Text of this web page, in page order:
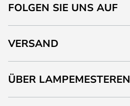
FOLGEN SIE UNS AUF
VERSAND
ÜBER LAMPEMESTEREN